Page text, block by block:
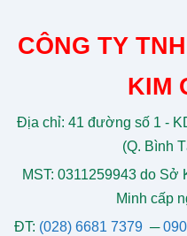
CÔNG TY
KIM
Địa chỉ: 41 đường số 1 -
(Q. Bình
MST: 0311259943 do
Minh cấp
ĐT: (028) 6681 7379 ─